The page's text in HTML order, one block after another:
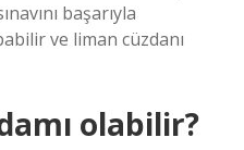
başarıyla
ve liman cüzdanı
olabilir?